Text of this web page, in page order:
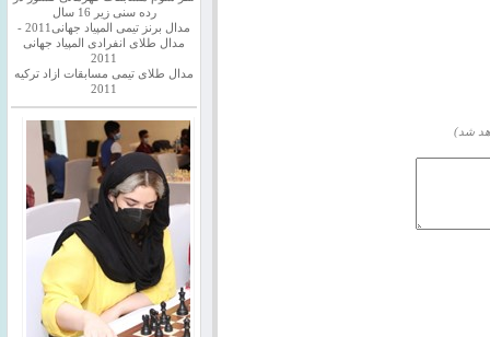
شد)
رده سنی زیر 16 سال
مدال برنز تیمی المپیاد جهانی2011 -
مدال طلای انفرادی المپیاد جهانی
2011
مدال طلای تیمی مسابقات ازاد ترکیه
2011